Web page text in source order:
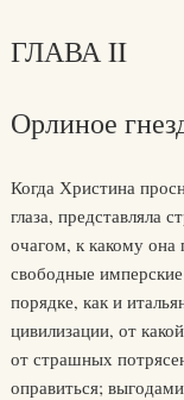
ГЛАВА II
Орлиное
Когда Христина
глаза, представляла
очагом, к какому она
свободные
порядке, как и
цивилизации, от
от страшных
оправиться;